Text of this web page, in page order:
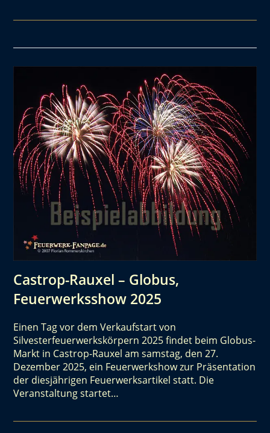
Castrop-Rauxel – Globus,
Feuerwerksshow 2025
Einen Tag vor dem Verkaufstart von
Silvesterfeuerwerkskörpern 2025 findet beim Globus-
Markt in Castrop-Rauxel am samstag, den 27.
Dezember 2025, ein Feuerwerkshow zur Präsentation
der diesjährigen Feuerwerksartikel statt. Die
Veranstaltung startet…